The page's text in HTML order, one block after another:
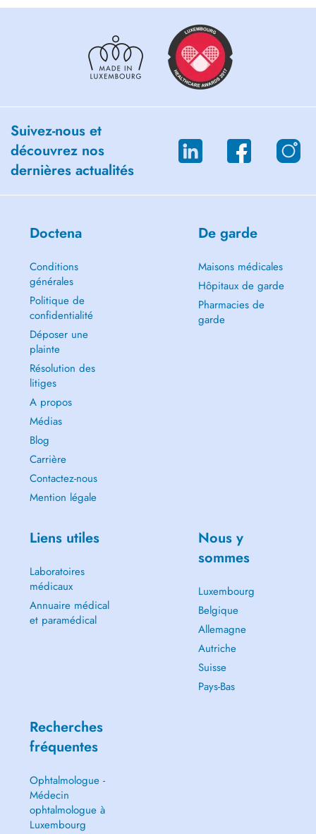
Suivez-nous et
découvrez nos
dernières actualités
Doctena
Conditions
générales
Politique de
confidentialité
Déposer une
plainte
Résolution des
litiges
A propos
Médias
Blog
Carrière
Contactez-nous
Mention légale
De garde
Maisons médicales
Hôpitaux de garde
Pharmacies de
garde
Liens utiles
Laboratoires
médicaux
Annuaire médical
et paramédical
Nous y
sommes
Luxembourg
Belgique
Allemagne
Autriche
Suisse
Pays-Bas
Recherches
fréquentes
Ophtalmologue -
Médecin
ophtalmologue à
Luxembourg